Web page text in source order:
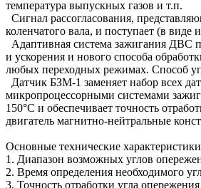
температура выпускных газов и т.п.
Сигнал рассогласования,
коленчатого вала, и поступает (в
Адаптивная система зажигания ДВС
и ускорения и нового способа
любых переходных режимах. Способ
Датчик БЗМ-1 заменяет набор всех
микропроцессорными системами
150°С и обеспечивает точность
двигатель магнитно-нейтральные
Основные технические
1. Диапазон возможных углов
2. Время определения необходимого
3. Точность отработки угла